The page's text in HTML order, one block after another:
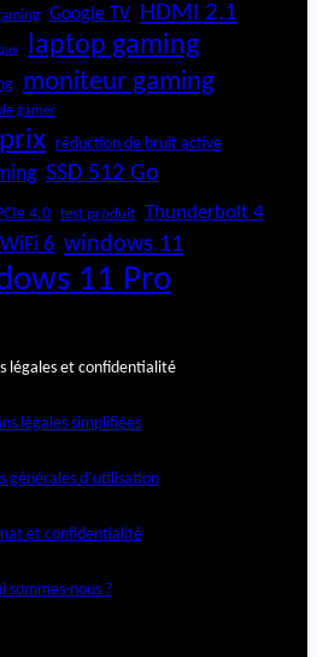
Google TV HDMI 2.1
laptop gaming
moniteur gaming
gamer
réduction de bruit active
SSD 512 Go
4.0 test produit Thunderbolt 4
WiFi 6 windows 11
11 Pro
légales et confidentialité
légales simplifiées
générales d’utilisation
et confidentialité
sommes-nous ?